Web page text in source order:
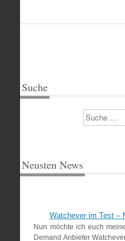
Suche
Suchen
Neusten News
Watchever im Test –
Nun möchte ich euch
Demand Anbieter